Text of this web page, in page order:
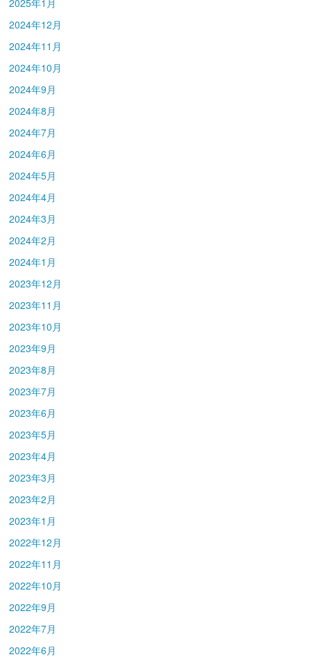
2025年1月
2024年12月
2024年11月
2024年10月
2024年9月
2024年8月
2024年7月
2024年6月
2024年5月
2024年4月
2024年3月
2024年2月
2024年1月
2023年12月
2023年11月
2023年10月
2023年9月
2023年8月
2023年7月
2023年6月
2023年5月
2023年4月
2023年3月
2023年2月
2023年1月
2022年12月
2022年11月
2022年10月
2022年9月
2022年7月
2022年6月